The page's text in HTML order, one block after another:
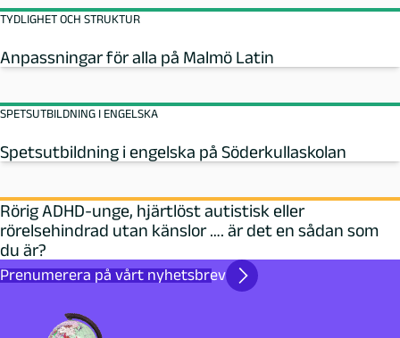
TYDLIGHET OCH STRUKTUR
Anpassningar för alla på Malmö Latin
SPETSUTBILDNING I ENGELSKA
Spetsutbildning i engelska på Söderkullaskolan
Rörig ADHD-unge, hjärtlöst autistisk eller
rörelsehindrad utan känslor …. är det en sådan som
du är?
Prenumerera på vårt nyhetsbrev